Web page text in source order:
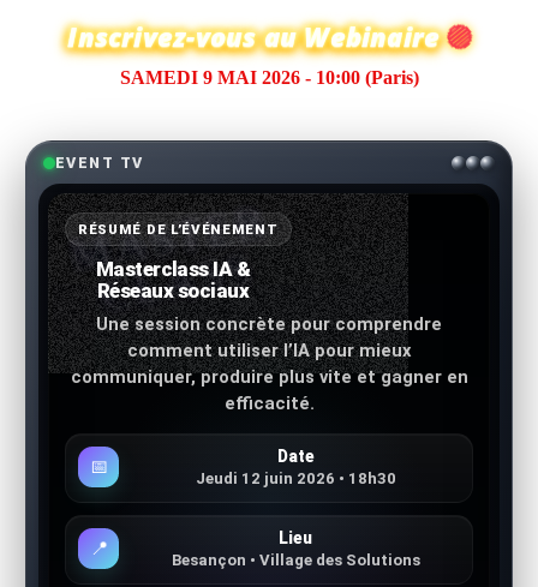
Inscrivez-vous au Webinaire🔴
SAMEDI 9 MAI 2026 - 10:00 (Paris)
EVENT TV
MASTER
CLASS
RÉSUMÉ DE L’ÉVÉNEMENT
Masterclass IA &
Réseaux sociaux
Une session concrète pour comprendre
comment utiliser l’IA pour mieux
communiquer, produire plus vite et gagner en
efficacité.
📅 Date
Jeudi 12 juin 2026 • 18h30
📍 Lieu
Besançon • Village des Solutions